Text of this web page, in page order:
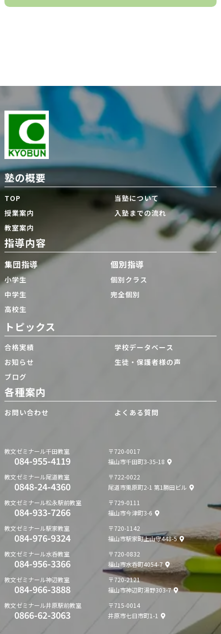
塾の概要
TOP
授業案内
教室案内
当塾について
入塾までの流れ
指導内容
集団指導
小学生
中学生
高校生
個別指導
個別クラス
完全個別
トピックス
合格実績
お知らせ
ブログ
学校データベース
生徒・保護者様の声
各種案内
お問い合わせ よくある質問
教文ゼミナール千田教室
084-955-4119
〒720-0017
福山市千田町3-35-18
教文ゼミナール尾道教室
0848-24-4360
〒722-0022
尾道市栗原町2-1 第1勝田ビル
教文ゼミナール松永駅前教室
084-933-7266
〒729-0111
福山市今津町3-6
教文ゼミナール駅家教室
084-976-9324
〒720-1142
福山市駅家町上山守448-5
教文ゼミナール水呑教室
084-956-3366
〒720-0832
福山市水呑町4054-7
教文ゼミナール神辺教室
084-966-3888
〒720-2121
福山市神辺町湯野303-7
教文ゼミナール井原駅前教室
0866-62-3063
〒715-0014
井原市七日市町1-1